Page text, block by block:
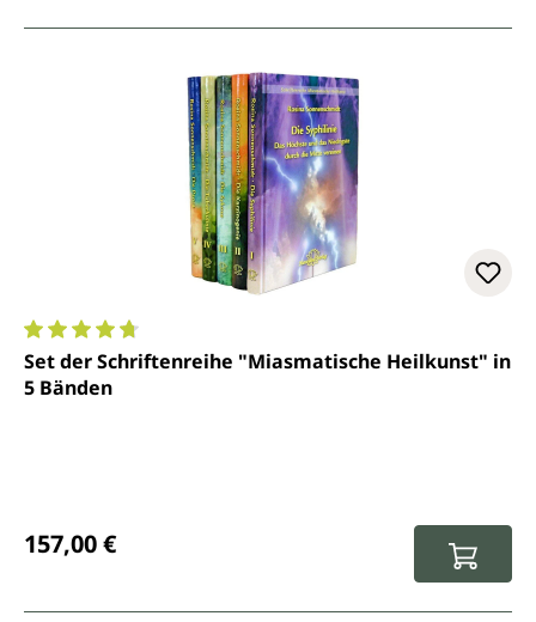
Durchschnittliche Bewertung von 4.8 von 5 Sternen
Set der Schriftenreihe "Miasmatische Heilkunst" in
5 Bänden
157,00 €